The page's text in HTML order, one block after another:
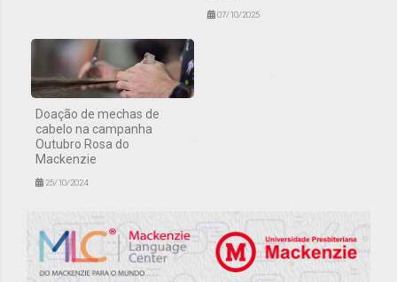
07/10/2025
Doação de mechas de
cabelo na campanha
Outubro Rosa do
Mackenzie
25/10/2024